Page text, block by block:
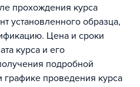
прохождения курса
установленного образца,
Цена и сроки
курса и его
подробной
проведения курса